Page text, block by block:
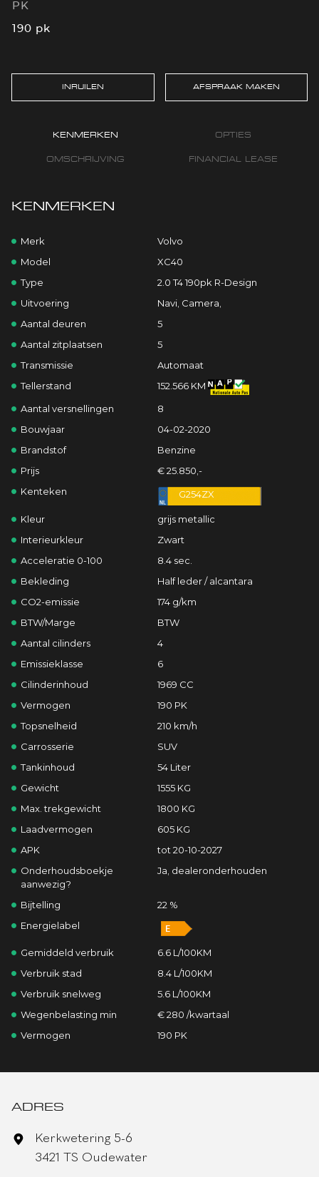
PK
190 pk
INRUILEN AFSPRAAK MAKEN
KENMERKEN OPTIES
OMSCHRIJVING FINANCIAL LEASE
KENMERKEN
Merk
Volvo
Model
XC40
Type
2.0 T4 190pk R-Design
Uitvoering
Navi, Camera,
Aantal deuren
5
Aantal zitplaatsen
5
Transmissie
Automaat
Tellerstand
152.566 KM
Aantal versnellingen
8
Bouwjaar
04-02-2020
Brandstof
Benzine
Prijs
€ 25.850,-
Kenteken
G254ZX
Kleur
grijs metallic
Interieurkleur
Zwart
Acceleratie 0-100
8.4 sec.
Bekleding
Half leder / alcantara
CO2-emissie
174 g/km
BTW/Marge
BTW
Aantal cilinders
4
Emissieklasse
6
Cilinderinhoud
1969 CC
Vermogen
190 PK
Topsnelheid
210 km/h
Carrosserie
SUV
Tankinhoud
54 Liter
Gewicht
1555 KG
Max. trekgewicht
1800 KG
Laadvermogen
605 KG
APK
tot 20-10-2027
Onderhoudsboekje
aanwezig?
Ja, dealeronderhouden
Bijtelling
22 %
Energielabel
Gemiddeld verbruik
6.6 L/100KM
Verbruik stad
8.4 L/100KM
Verbruik snelweg
5.6 L/100KM
Wegenbelasting min
€ 280 /kwartaal
Vermogen
190 PK
ADRES
Kerkwetering 5-6
3421 TS Oudewater